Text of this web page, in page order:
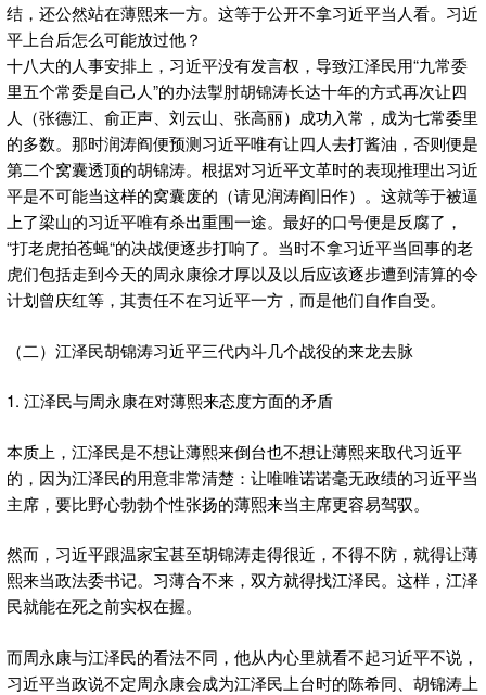
结，还公然站在薄熙来一方。这等于公开不拿习近平当人看。习近
平上台后怎么可能放过他？
十八大的人事安排上，习近平没有发言权，导致江泽民用“九常委
里五个常委是自己人”的办法掣肘胡锦涛长达十年的方式再次让四
人（张德江、俞正声、刘云山、张高丽）成功入常，成为七常委里
的多数。那时润涛阎便预测习近平唯有让四人去打酱油，否则便是
第二个窝囊透顶的胡锦涛。根据对习近平文革时的表现推理出习近
平是不可能当这样的窝囊废的（请见润涛阎旧作）。这就等于被逼
上了梁山的习近平唯有杀出重围一途。最好的口号便是反腐了，
“打老虎拍苍蝇“的决战便逐步打响了。当时不拿习近平当回事的老
虎们包括走到今天的周永康徐才厚以及以后应该逐步遭到清算的令
计划曾庆红等，其责任不在习近平一方，而是他们自作自受。
（二）江泽民胡锦涛习近平三代内斗几个战役的来龙去脉
1. 江泽民与周永康在对薄熙来态度方面的矛盾
本质上，江泽民是不想让薄熙来倒台也不想让薄熙来取代习近平
的，因为江泽民的用意非常清楚：让唯唯诺诺毫无政绩的习近平当
主席，要比野心勃勃个性张扬的薄熙来当主席更容易驾驭。
然而，习近平跟温家宝甚至胡锦涛走得很近，不得不防，就得让薄
熙来当政法委书记。习薄合不来，双方就得找江泽民。这样，江泽
民就能在死之前实权在握。
而周永康与江泽民的看法不同，他从内心里就看不起习近平不说，
习近平当政说不定周永康会成为江泽民上台时的陈希同、胡锦涛上